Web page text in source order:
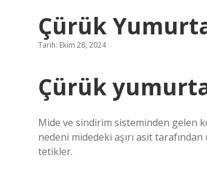
Çürük
Tarih: Ekim 28, 2024
Çürük
Mide ve sindirim sisteminden gelen
nedeni midedeki aşırı asit
tetikler.